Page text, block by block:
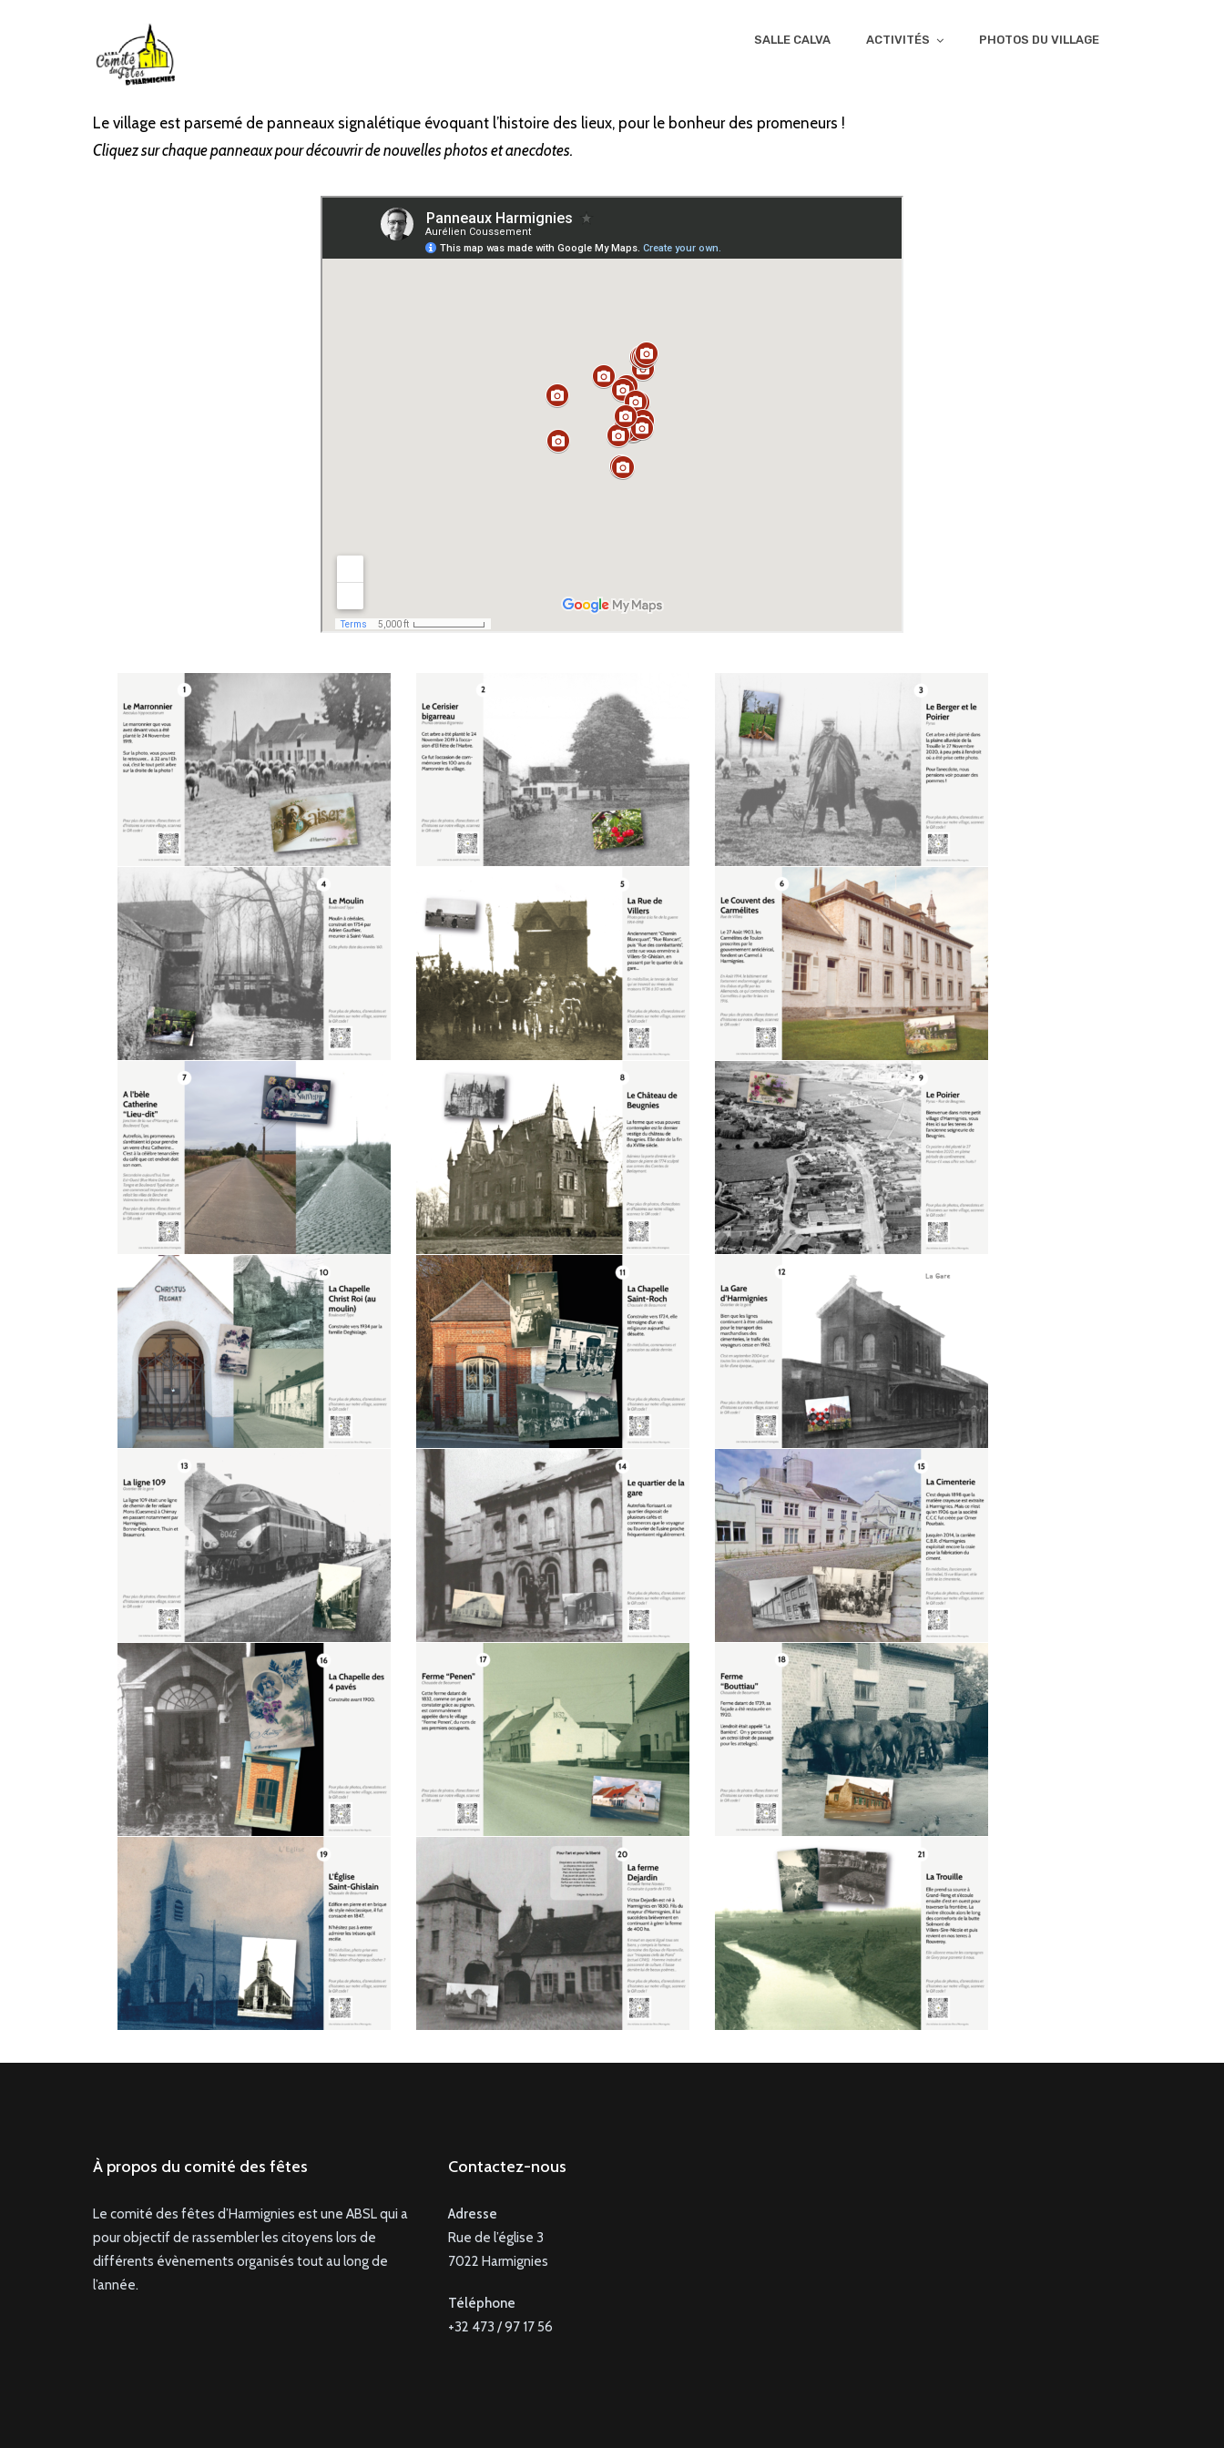
SALLE CALVA ACTIVITÉS PHOTOS DU VILLAGE
Le village est parsemé de panneaux signalétique évoquant l’histoire des lieux, pour le bonheur des promeneurs !
Cliquez sur chaque panneaux pour découvrir de nouvelles photos et anecdotes.
À propos du comité des fêtes
Le comité des fêtes d’Harmignies est une ABSL qui a
pour objectif de rassembler les citoyens lors de
différents évènements organisés tout au long de
l’année.
Contactez-nous
Adresse
Rue de l’église 3
7022 Harmignies
Téléphone
+32 473 / 97 17 56